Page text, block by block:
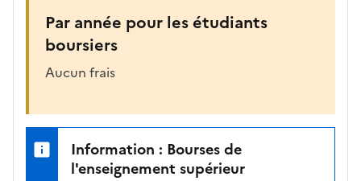
Par année pour les étudiants
boursiers
Aucun frais
Information : Bourses de
l'enseignement supérieur